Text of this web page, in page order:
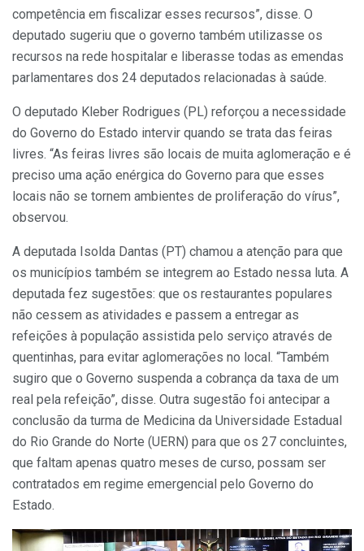
competência em fiscalizar esses recursos”, disse. O
deputado sugeriu que o governo também utilizasse os
recursos na rede hospitalar e liberasse todas as emendas
parlamentares dos 24 deputados relacionadas à saúde.
O deputado Kleber Rodrigues (PL) reforçou a necessidade
do Governo do Estado intervir quando se trata das feiras
livres. “As feiras livres são locais de muita aglomeração e é
preciso uma ação enérgica do Governo para que esses
locais não se tornem ambientes de proliferação do vírus”,
observou.
A deputada Isolda Dantas (PT) chamou a atenção para que
os municípios também se integrem ao Estado nessa luta. A
deputada fez sugestões: que os restaurantes populares
não cessem as atividades e passem a entregar as
refeições à população assistida pelo serviço através de
quentinhas, para evitar aglomerações no local. “Também
sugiro que o Governo suspenda a cobrança da taxa de um
real pela refeição”, disse. Outra sugestão foi antecipar a
conclusão da turma de Medicina da Universidade Estadual
do Rio Grande do Norte (UERN) para que os 27 concluintes,
que faltam apenas quatro meses de curso, possam ser
contratados em regime emergencial pelo Governo do
Estado.